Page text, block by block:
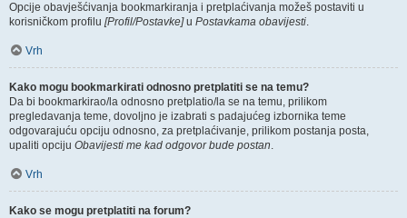
Opcije obavješćivanja bookmarkiranja i pretplaćivanja možeš postaviti u
korisničkom profilu [Profil/Postavke]u Postavkama obavijesti.
Vrh
Kako mogu bookmarkirati odnosno pretplatiti se na temu?
Da bi bookmarkirao/la odnosno pretplatio/la se na temu, prilikom
pregledavanja teme, dovoljno je izabrati s padajućeg izbornika teme
odgovarajuću opciju odnosno, za pretplaćivanje, prilikom postanja posta,
upaliti opciju Obavijesti me kad odgovor bude postan.
Vrh
Kako se mogu pretplatiti na forum?